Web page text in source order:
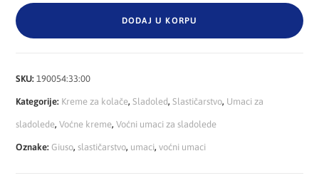
DODAJ U KORPU
SKU:190054:33:00
Kategorije: Kreme za kolače,Sladoled,Slastičarstvo, Umaci za
sladolede,Voćne kreme,Voćni umaci za sladolede
Oznake: Giuso,slastičarstvo, umaci,voćni umaci